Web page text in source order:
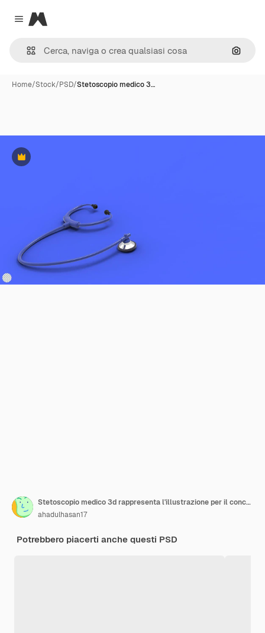
Close menu
Magnific
Cerca
Home/Stock/PSD/Stetoscopio medico 3…
Premium
Stetoscopio medico 3d rappresenta l'illustrazione per il concetto di assistenza sanitaria medica
ahadulhasan17
Potrebbero piacerti anche questi PSD